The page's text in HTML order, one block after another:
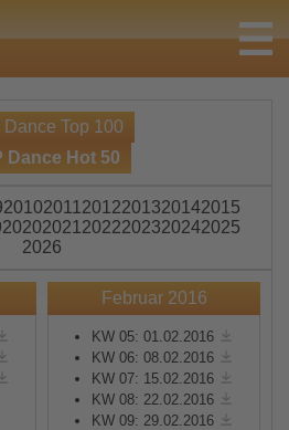
Dance Top 100
Dance Hot 50
20102011 2012201320142015
20202021 2022202320242025
2026
Februar 2016
KW 05: 01.02.2016
KW 06: 08.02.2016
KW 07: 15.02.2016
KW 08: 22.02.2016
KW 09: 29.02.2016